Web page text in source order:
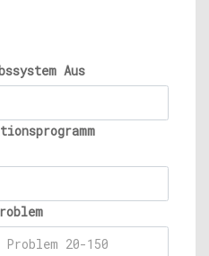
Aus